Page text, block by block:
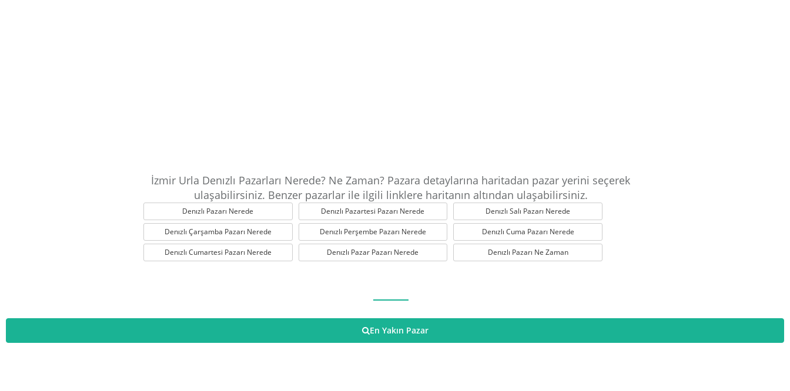
İzmir Urla Denızlı Pazarları Nerede? Ne Zaman? Pazara detaylarına haritadan pazar yerini seçerek
ulaşabilirsiniz. Benzer pazarlar ile ilgili linklere haritanın altından ulaşabilirsiniz.
Denızlı Pazarı Nerede Denızlı Pazartesi Pazarı Nerede Denızlı Salı Pazarı Nerede
Denızlı Çarşamba Pazarı Nerede Denızlı Perşembe Pazarı Nerede Denızlı Cuma Pazarı Nerede
Denızlı Cumartesi Pazarı Nerede Denızlı Pazar Pazarı Nerede Denızlı Pazarı Ne Zaman
En Yakın Pazar